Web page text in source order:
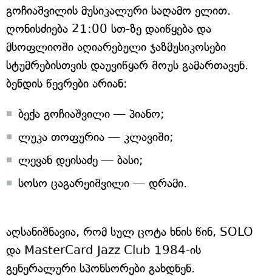
გოჩიაშვილის მუსიკალური საღამო ელით.
ღონისძიება 21:00 სთ-ზე დაიწყება და
მსოფლიოში აღიარებული ჯაზმუსიკოსები
სტუმრებისთვის დაუვიწყარ შოუს გამართავენ.
ბენდის წევრები არიან:
ბექა გოჩიაშვილი — პიანო;
ლუკა თოფურია — კლავიში;
ლევან დეისაძე — ბასი;
სოსო ცაგარეიშვილი — დრამი.
აღსანიშნავია, რომ სულ ცოტა ხნის წინ, SOLO
და MasterCard Jazz Club 1984-ის
გენერალური სპონსორები გახდნენ.